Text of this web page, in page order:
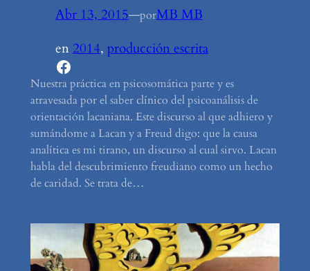
Abr 13, 2015—porMB MB
en 2014, producción escrita
Facebook
Nuestra práctica en psicosomática parte y es
atravesada por el saber clínico del psicoanálisis de
orientación lacaniana. Este discurso al que adhiero y
sumándome a Lacan y a Freud digo: que la causa
analítica es mi tirano, un discurso al cual sirvo. Lacan
habla del descubrimiento freudiano como un hecho
de caridad. Se trata de…